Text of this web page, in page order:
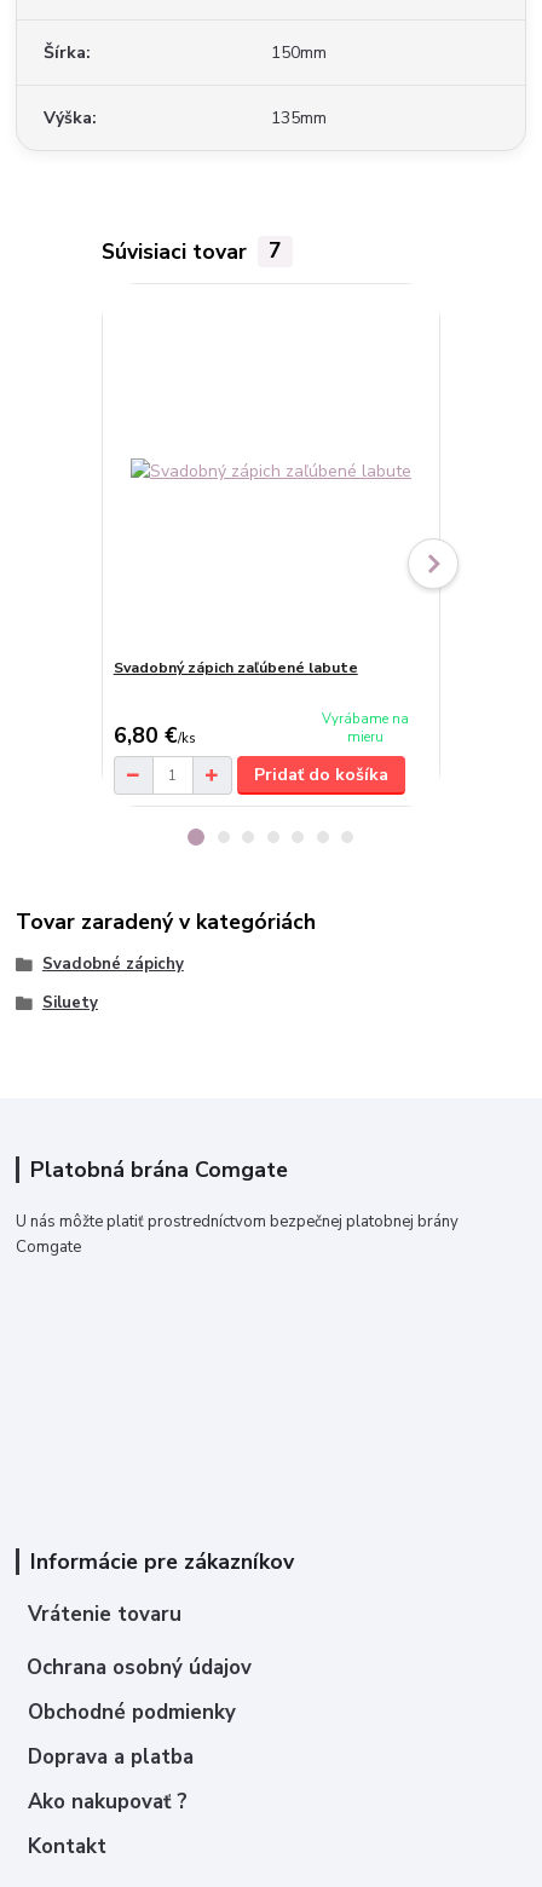
Šírka 150mm
Výška 135mm
Súvisiaci tovar 7
Svadobný zápich zaľúbené labute
6,80 €/ks
Vyrábame na
mieru
Pridať do košíka
Tovar zaradený v kategóriách
Svadobné zápichy
Siluety
Platobná brána Comgate
U nás môžte platiť prostredníctvom bezpečnej platobnej brány
Comgate
Informácie pre zákazníkov
Vrátenie tovaru
Ochrana osobný údajov
Obchodné podmienky
Doprava a platba
Ako nakupovať ?
Kontakt